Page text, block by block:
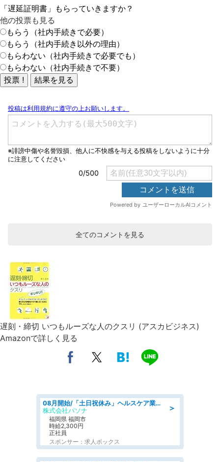
「遅延証明書」もらっていきますか？
他の投票も見る
もらう（社内手続きで必要）
もらう（社内手続き以外の理由）
もらわない（社内手続きで必要でも）
もらわない（社内手続きで不要）
全てのコメントを見る
遅刻・締切 いつもルーズな人のクスリ (アスカビジネス)
Amazonで詳しく見る
＞
08月開始/「土日祝休み」ヘルスケア業界の産業保健師/高時給/未経験OK/要資格:保健師、正看護師
株式会社パソナ
福岡県 福岡市
時給2,300円
正社員
スポンサー：求人ボックス